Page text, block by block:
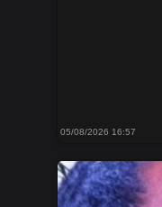
05/08/2026 16:57